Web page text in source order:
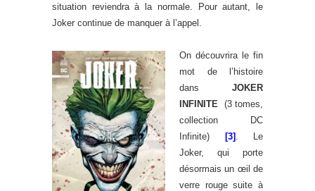
situation reviendra à la normale. Pour autant, le
Joker continue de manquer à l’appel.
On découvrira le fin
mot de l’histoire
dans JOKER
INFINITE (3 tomes,
collection DC
Infinite)
[3] . Le
Joker, qui porte
désormais un œil de
verre rouge suite à